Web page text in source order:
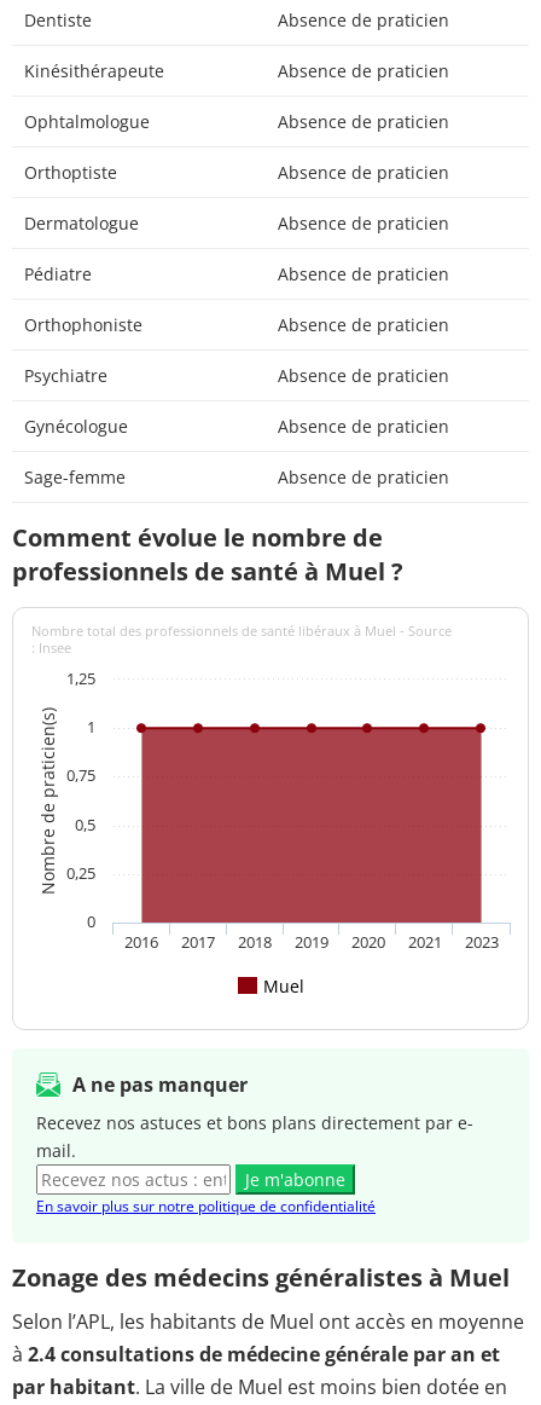
Dentiste Absence de praticien
Kinésithérapeute Absence de praticien
Ophtalmologue Absence de praticien
Orthoptiste Absence de praticien
Dermatologue Absence de praticien
Pédiatre Absence de praticien
Orthophoniste Absence de praticien
Psychiatre Absence de praticien
Gynécologue Absence de praticien
Sage-femme Absence de praticien
Comment évolue le nombre de
professionnels de santé à Muel ?
Nombre de praticien(s)
Nombre total des professionnels de santé libéraux à Muel - Source
: Insee
Muel
2016 2017 2018 2019 2020 2021 2023
0
0,25
0,5
0,75
1
1,25
A ne pas manquer
Recevez nos astuces et bons plans directement par e-
mail.
Je m'abonne
En savoir plus sur notre politique de confidentialité
Zonage des médecins généralistes à Muel
Selon l’APL, les habitants de Muel ont accès en moyenne
à 2.4 consultations de médecine générale par an et
par habitant. La ville de Muel est moins bien dotée en